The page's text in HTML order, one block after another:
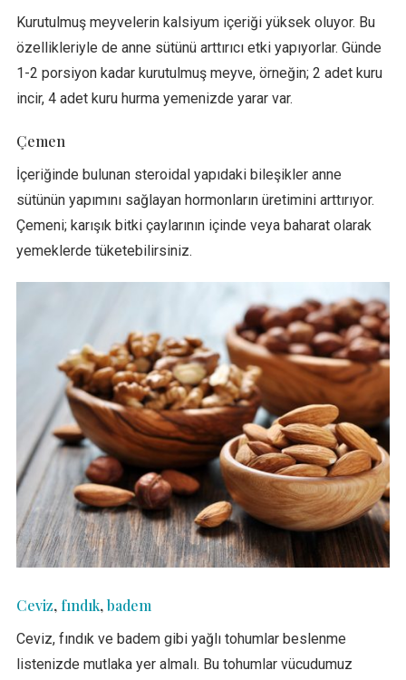
Kurutulmuş meyvelerin kalsiyum içeriği yüksek oluyor. Bu
özellikleriyle de anne sütünü arttırıcı etki yapıyorlar. Günde
1-2 porsiyon kadar kurutulmuş meyve, örneğin; 2 adet kuru
incir, 4 adet kuru hurma yemenizde yarar var.
Çemen
İçeriğinde bulunan steroidal yapıdaki bileşikler anne
sütünün yapımını sağlayan hormonların üretimini arttırıyor.
Çemeni; karışık bitki çaylarının içinde veya baharat olarak
yemeklerde tüketebilirsiniz.
Ceviz, fındık,badem
Ceviz, fındık ve badem gibi yağlı tohumlar beslenme
listenizde mutlaka yer almalı. Bu tohumlar vücudumuz